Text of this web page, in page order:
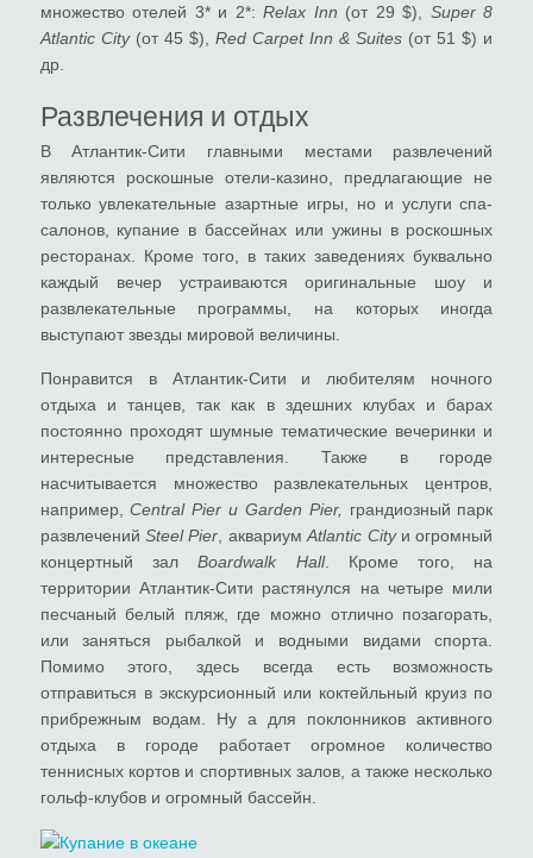
множество отелей 3* и 2*:Relax Inn (от 29 $),
Super 8
Atlantic City(от 45 $), Red Carpet Inn & Suites (от 51 $) и
др.
Развлечения и отдых
В Атлантик-Сити главными местами развлечений
являются роскошные отели-казино, предлагающие не
только увлекательные азартные игры, но и услуги спа-
салонов, купание в бассейнах или ужины в роскошных
ресторанах. Кроме того, в таких заведениях буквально
каждый вечер устраиваются оригинальные шоу и
развлекательные программы, на которых иногда
выступают звезды мировой величины.
Понравится в Атлантик-Сити и любителям ночного
отдыха и танцев, так как в здешних клубах и барах
постоянно проходят шумные тематические вечеринки и
интересные представления. Также в городе
насчитывается множество развлекательных центров,
например,Central Pier и Garden Pier,
грандиозный парк
развлечений Steel Pier , аквариумAtlantic Cityи огромный
концертный залBoardwalk Hall. Кроме того, на
территории Атлантик-Сити растянулся на четыре мили
песчаный белый пляж, где можно отлично позагорать,
или заняться рыбалкой и водными видами спорта.
Помимо этого, здесь всегда есть возможность
отправиться в экскурсионный или коктейльный круиз по
прибрежным водам. Ну а для поклонников активного
отдыха в городе работает огромное количество
теннисных кортов и спортивных залов, а также несколько
гольф-клубов и огромный бассейн.